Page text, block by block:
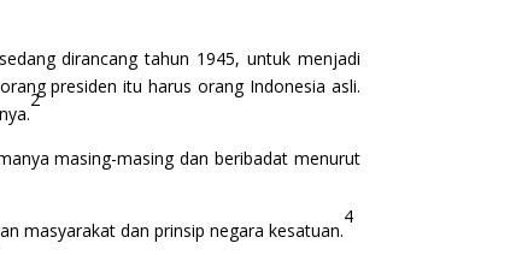
dirancang tahun 1945, untuk menjadi
presiden itu harus orang Indonesia asli.
2
masing-masing dan beribadat menurut
masyarakat dan prinsip negara kesatuan.
4